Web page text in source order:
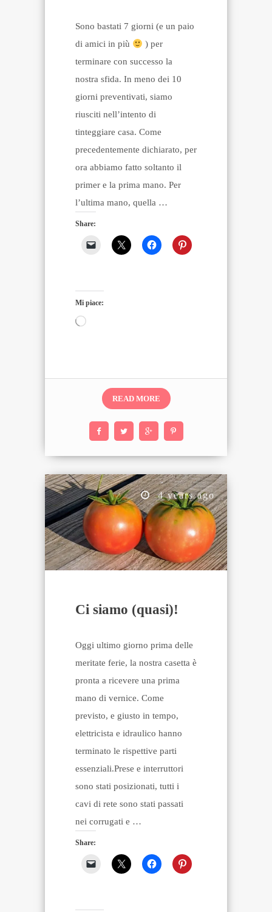
Sono bastati 7 giorni (e un paio
di amici in più
) per
terminare con successo la
nostra sfida. In meno dei 10
giorni preventivati, siamo
riusciti nell’intento di
tinteggiare casa. Come
precedentemente dichiarato, per
ora abbiamo fatto soltanto il
primer e la prima mano. Per
l’ultima mano, quella …
Share:
Mi piace:
Caricamento
READ MORE
4 years ago
Ci siamo (quasi)!
Oggi ultimo giorno prima delle
meritate ferie, la nostra casetta è
pronta a ricevere una prima
mano di vernice. Come
previsto, e giusto in tempo,
elettricista e idraulico hanno
terminato le rispettive parti
essenziali.Prese e interruttori
sono stati posizionati, tutti i
cavi di rete sono stati passati
nei corrugati e …
Share: